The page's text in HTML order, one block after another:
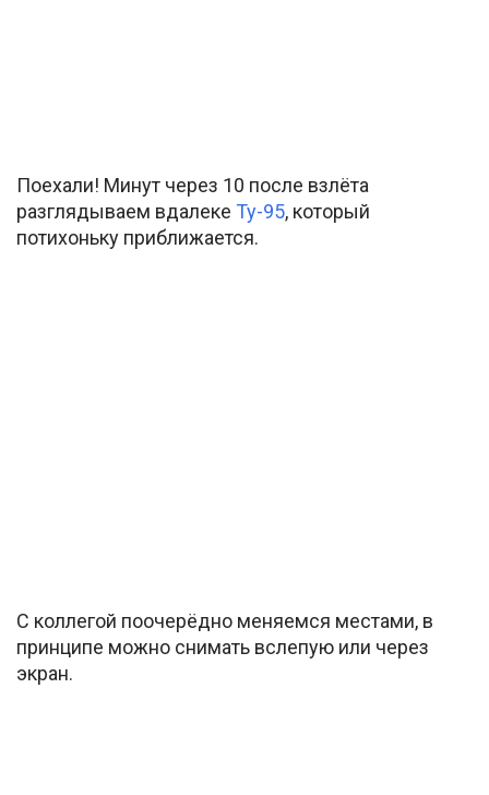
Поехали! Минут через 10 после взлёта
разглядываем вдалеке Ту-95, который
потихоньку приближается.
С коллегой поочерёдно меняемся местами, в
принципе можно снимать вслепую или через
экран.